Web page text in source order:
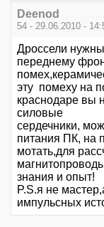
Deenod
54 - 29.06.2010 -
Дроссели
переднему
эту помеху на
краснодаре вы
силовые
сердечники,
питания ПК, на
мотать,для
знания и опыт!
P.S.я не
импульсных